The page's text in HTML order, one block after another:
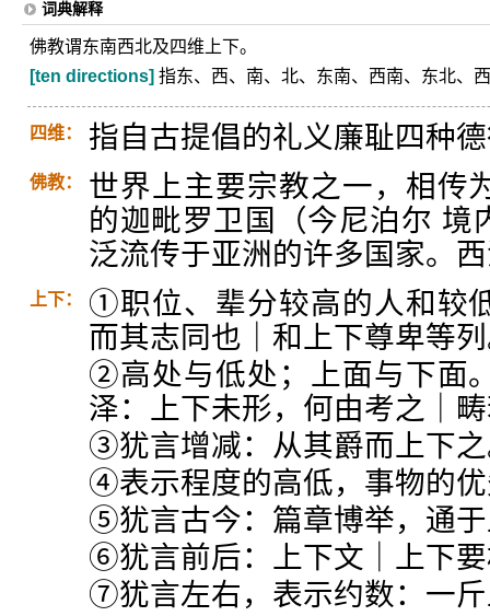
词典解释
佛教谓东南西北及四维上下。
[ten directions] 指东、西、南、北、东南、西南、东北、
四维： 指自古提倡的礼义廉耻四种
佛教：
世界上主要宗教之一，相传
的迦毗罗卫国（今尼泊尔 境
泛流传于亚洲的许多国家。
上下：
①职位、辈分较高的人和较
而其志同也｜和上下尊卑等
②高处与低处；上面与下面
泽：上下未形，何由考之｜
③犹言增减：从其爵而上下
④表示程度的高低，事物的
⑤犹言古今：篇章博举，通
⑥犹言前后：上下文｜上下
⑦犹言左右，表示约数：一